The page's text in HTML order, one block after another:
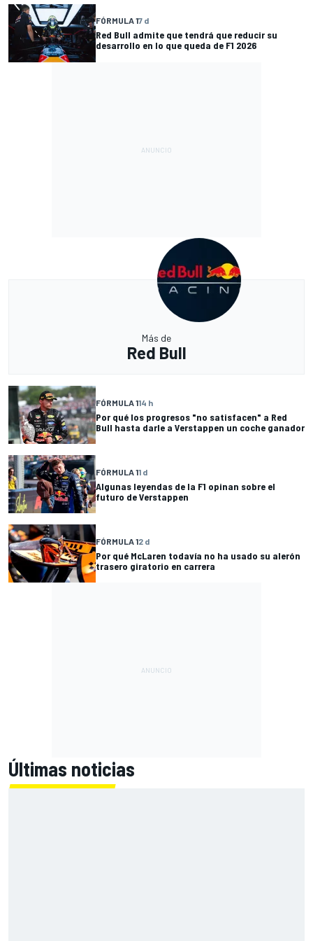
FÓRMULA 17 d
Red Bull admite que tendrá que reducir su
desarrollo en lo que queda de F1 2026
Más de
Red Bull
FÓRMULA 114 h
Por qué los progresos "no satisfacen" a Red
Bull hasta darle a Verstappen un coche ganador
FÓRMULA 11 d
Algunas leyendas de la F1 opinan sobre el
futuro de Verstappen
FÓRMULA 12 d
Por qué McLaren todavía no ha usado su alerón
trasero giratorio en carrera
Últimas noticias